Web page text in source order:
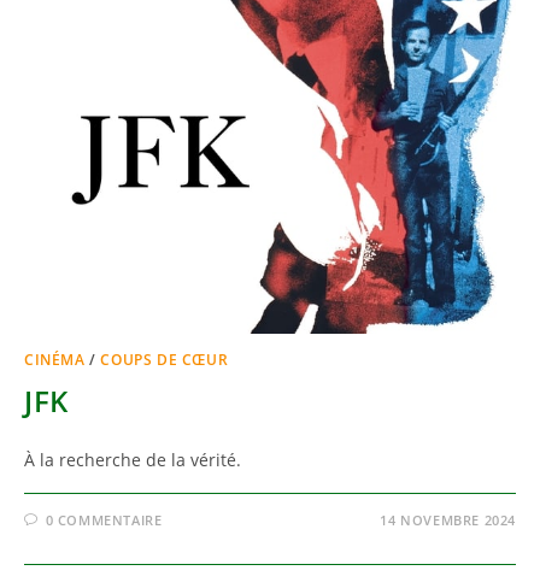
CINÉMA /COUPS DE CŒUR
JFK
À la recherche de la vérité.
0 COMMENTAIRE 14 NOVEMBRE 2024